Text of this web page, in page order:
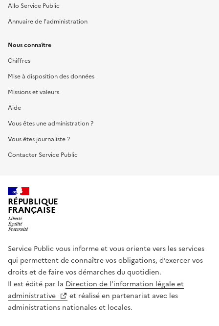
Allo Service Public
Annuaire de l'administration
Nous connaître
Chiffres
Mise à disposition des données
Missions et valeurs
Aide
Vous êtes une administration ?
Vous êtes journaliste ?
Contacter Service Public
RÉPUBLIQUE
FRANÇAISE
Service Public vous informe et vous oriente vers les services
qui permettent de connaître vos obligations, d’exercer vos
droits et de faire vos démarches du quotidien.
Il est édité par la Direction de l’information légale et
administrative
et réalisé en partenariat avec les
administrations nationales et locales.